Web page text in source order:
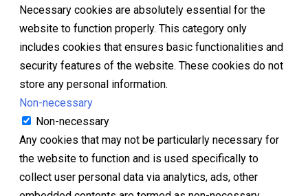
Necessary cookies are absolutely essential for the
website to function properly. This category only
includes cookies that ensures basic functionalities and
security features of the website. These cookies do not
store any personal information.
Non-necessary
Non-necessary
Any cookies that may not be particularly necessary for
the website to function and is used specifically to
collect user personal data via analytics, ads, other